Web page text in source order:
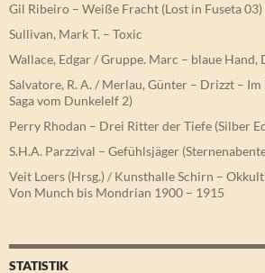
Gil Ribeiro – Weiße Fracht (Lost in Fuseta 03)
Sullivan, Mark T. – Toxic
Wallace, Edgar / Gruppe. Marc – blaue
Salvatore, R. A. / Merlau, Günter – Drizzt –
Saga vom Dunkelelf 2)
Perry Rhodan – Drei Ritter der Tiefe (Silber
S.H.A. Parzzival – Gefühlsjäger
Veit Loers (Hrsg.) / Kunsthalle Schirn –
Von Munch bis Mondrian 1900 – 1915
STATISTIK